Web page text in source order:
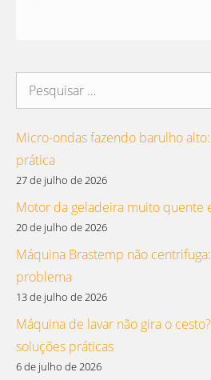
Pesquisar
por:
Micro-ondas fazendo barulho
prática
27 de julho de 2026
Motor da geladeira muito quente
20 de julho de 2026
Máquina Brastemp não
problema
13 de julho de 2026
Máquina de lavar não gira o
soluções práticas
6 de julho de 2026